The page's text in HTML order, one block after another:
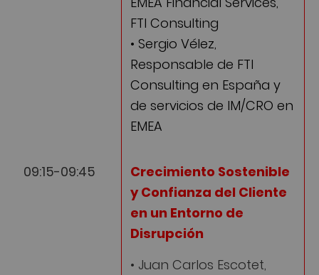
FTI Consulting
• Sergio Vélez,
Responsable de FTI
Consulting en España y
de servicios de IM/CRO en
EMEA
09:15-09:45
Crecimiento Sostenible
y Confianza del Cliente
en un Entorno de
Disrupción
• Juan Carlos Escotet,